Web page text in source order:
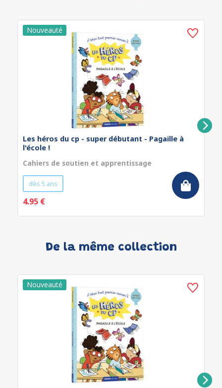
Les héros du cp - super débutant - Pagaille à
l'école !
Cahiers de soutien et apprentissage
dès 5 ans
4.95 €
De la même collection